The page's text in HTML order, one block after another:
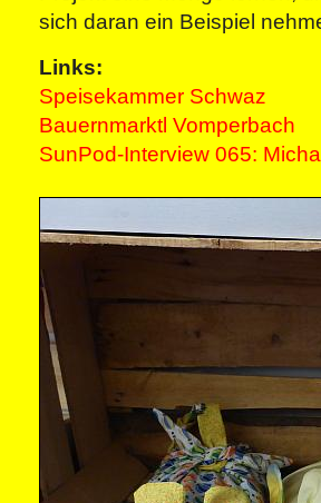
sich daran ein Beispiel
Links:
Speisekammer Schwaz
Bauernmarktl Vomperbach
SunPod-Interview 065: